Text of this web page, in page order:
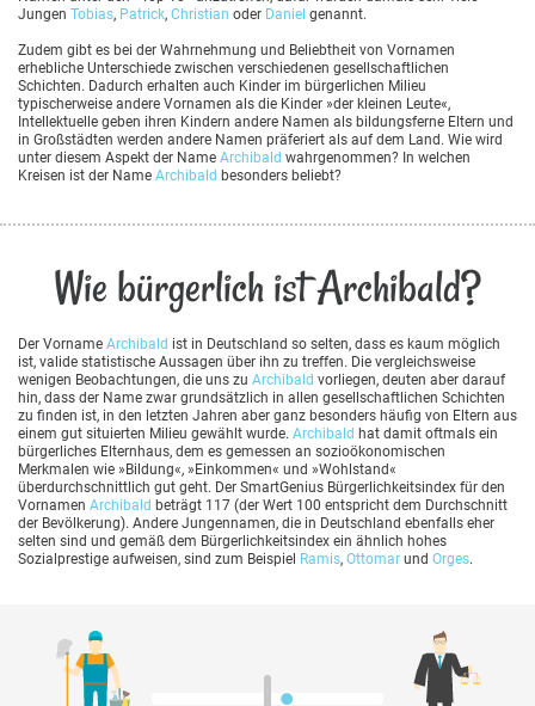
Jungen Tobias, Patrick, Christian oder Daniel genannt.
Zudem gibt es bei der Wahrnehmung und Beliebtheit von Vornamen
erhebliche Unterschiede zwischen verschiedenen gesellschaftlichen
Schichten. Dadurch erhalten auch Kinder im bürgerlichen Milieu
typischerweise andere Vornamen als die Kinder »der kleinen Leute«,
Intellektuelle geben ihren Kindern andere Namen als bildungsferne Eltern und
in Großstädten werden andere Namen präferiert als auf dem Land. Wie wird
unter diesem Aspekt der Name Archibald wahrgenommen? In welchen
Kreisen ist der Name Archibald besonders beliebt?
Wie bürgerlich ist Archibald?
Der Vorname Archibald ist in Deutschland so selten, dass es kaum möglich
ist, valide statistische Aussagen über ihn zu treffen. Die vergleichsweise
wenigen Beobachtungen, die uns zu Archibald vorliegen, deuten aber darauf
hin, dass der Name zwar grundsätzlich in allen gesellschaftlichen Schichten
zu finden ist, in den letzten Jahren aber ganz besonders häufig von Eltern aus
einem gut situierten Milieu gewählt wurde. Archibald hat damit oftmals ein
bürgerliches Elternhaus, dem es gemessen an sozioökonomischen
Merkmalen wie »Bildung«, »Einkommen« und »Wohlstand«
überdurchschnittlich gut geht. Der SmartGenius Bürgerlichkeitsindex für den
Vornamen Archibald beträgt 117 (der Wert 100 entspricht dem Durchschnitt
der Bevölkerung). Andere Jungennamen, die in Deutschland ebenfalls eher
selten sind und gemäß dem Bürgerlichkeitsindex ein ähnlich hohes
Sozialprestige aufweisen, sind zum Beispiel Ramis, Ottomar und Orges.